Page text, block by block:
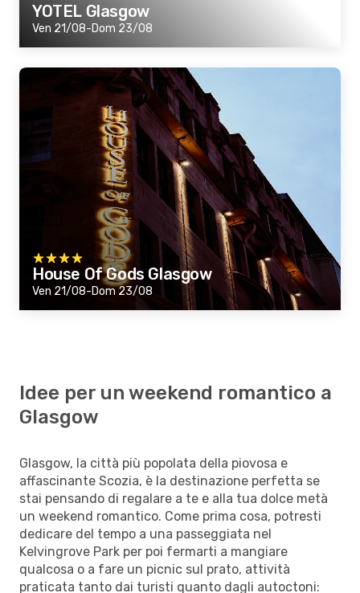
YOTEL Glasgow
Ven 21/08-Dom 23/08
House Of Gods Glasgow
Ven 21/08-Dom 23/08
Idee per un weekend romantico a
Glasgow
Glasgow, la città più popolata della piovosa e
affascinante Scozia, è la destinazione perfetta se
stai pensando di regalare a te e alla tua dolce metà
un weekend romantico. Come prima cosa, potresti
dedicare del tempo a una passeggiata nel
Kelvingrove Park per poi fermarti a mangiare
qualcosa o a fare un picnic sul prato, attività
praticata tanto dai turisti quanto dagli autoctoni: